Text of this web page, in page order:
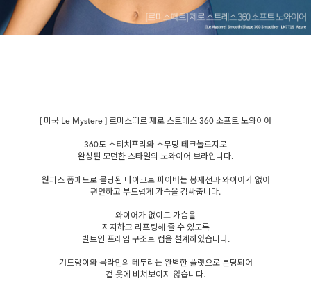
[ 미국 Le Mystere ] 르미스떼르 제로 스트레스 360 소프트 노와이어
360도 스티치프리와 스무딩 테크놀로지로
완성된 모던한 스타일의 노와이어 브라입니다.
원피스 폼패드로 몰딩된 마이크로 파이버는 봉제선과 와이어가 없어
편안하고 부드럽게 가슴을 감싸줍니다.
와이어가 없이도 가슴을
지지하고 리프팅해 줄 수 있도록
빌트인 프레임 구조로 컵을 설계하였습니다.
겨드랑이와 목라인의 테두리는 완벽한 플랫으로 본딩되어
겉 옷에 비쳐보이지 않습니다.